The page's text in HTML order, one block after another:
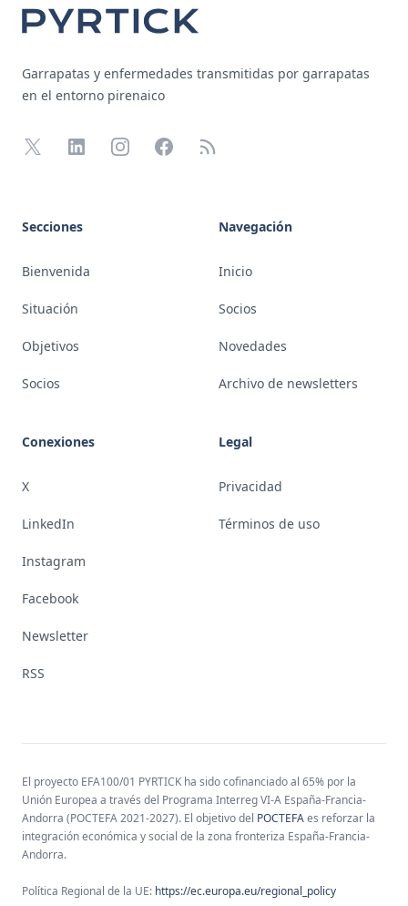
Garrapatas y enfermedades transmitidas por garrapatas
en el entorno pirenaico
X LinkedInInstagramFacebook
RSS
Secciones
Bienvenida
Situación
Objetivos
Socios
Conexiones
X
LinkedIn
Instagram
Facebook
Newsletter
RSS
Navegación
Inicio
Socios
Novedades
Archivo de newsletters
Legal
Privacidad
Términos de uso
El proyecto EFA100/01 PYRTICK ha sido cofinanciado al 65% por la
Unión Europea a través del Programa Interreg VI-A España-Francia-
Andorra (POCTEFA 2021-2027). El objetivo del POCTEFAes reforzar la
integración económica y social de la zona fronteriza España-Francia-
Andorra.
Política Regional de la UE: https://ec.europa.eu/regional_policy